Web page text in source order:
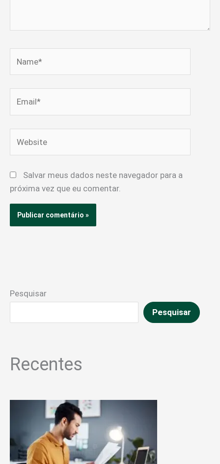
Salvar meus dados neste navegador para a
próxima vez que eu comentar.
Pesquisar
Pesquisar
Recentes